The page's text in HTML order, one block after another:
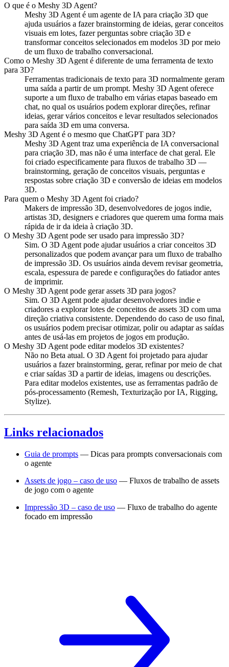
O que é o Meshy 3D Agent?
Meshy 3D Agent é um agente de IA para criação 3D que
ajuda usuários a fazer brainstorming de ideias, gerar conceitos
visuais em lotes, fazer perguntas sobre criação 3D e
transformar conceitos selecionados em modelos 3D por meio
de um fluxo de trabalho conversacional.
Como o Meshy 3D Agent é diferente de uma ferramenta de texto
para 3D?
Ferramentas tradicionais de texto para 3D normalmente geram
uma saída a partir de um prompt. Meshy 3D Agent oferece
suporte a um fluxo de trabalho em várias etapas baseado em
chat, no qual os usuários podem explorar direções, refinar
ideias, gerar vários conceitos e levar resultados selecionados
para saída 3D em uma conversa.
Meshy 3D Agent é o mesmo que ChatGPT para 3D?
Meshy 3D Agent traz uma experiência de IA conversacional
para criação 3D, mas não é uma interface de chat geral. Ele
foi criado especificamente para fluxos de trabalho 3D —
brainstorming, geração de conceitos visuais, perguntas e
respostas sobre criação 3D e conversão de ideias em modelos
3D.
Para quem o Meshy 3D Agent foi criado?
Makers de impressão 3D, desenvolvedores de jogos indie,
artistas 3D, designers e criadores que querem uma forma mais
rápida de ir da ideia à criação 3D.
O Meshy 3D Agent pode ser usado para impressão 3D?
Sim. O 3D Agent pode ajudar usuários a criar conceitos 3D
personalizados que podem avançar para um fluxo de trabalho
de impressão 3D. Os usuários ainda devem revisar geometria,
escala, espessura de parede e configurações do fatiador antes
de imprimir.
O Meshy 3D Agent pode gerar assets 3D para jogos?
Sim. O 3D Agent pode ajudar desenvolvedores indie e
criadores a explorar lotes de conceitos de assets 3D com uma
direção criativa consistente. Dependendo do caso de uso final,
os usuários podem precisar otimizar, polir ou adaptar as saídas
antes de usá-las em projetos de jogos em produção.
O Meshy 3D Agent pode editar modelos 3D existentes?
Não no Beta atual. O 3D Agent foi projetado para ajudar
usuários a fazer brainstorming, gerar, refinar por meio de chat
e criar saídas 3D a partir de ideias, imagens ou descrições.
Para editar modelos existentes, use as ferramentas padrão de
pós-processamento (Remesh, Texturização por IA, Rigging,
Stylize).
Links relacionados
Guia de prompts — Dicas para prompts conversacionais com
o agente
Assets de jogo – caso de uso — Fluxos de trabalho de assets
de jogo com o agente
Impressão 3D – caso de uso — Fluxo de trabalho do agente
focado em impressão